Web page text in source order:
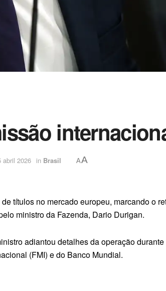
abril 2026 in Brasil AA
títulos no mercado europeu, marcando o
ministro da Fazenda, Dario Durigan.
adiantou detalhes da operação
(FMI) e do Banco Mundial.